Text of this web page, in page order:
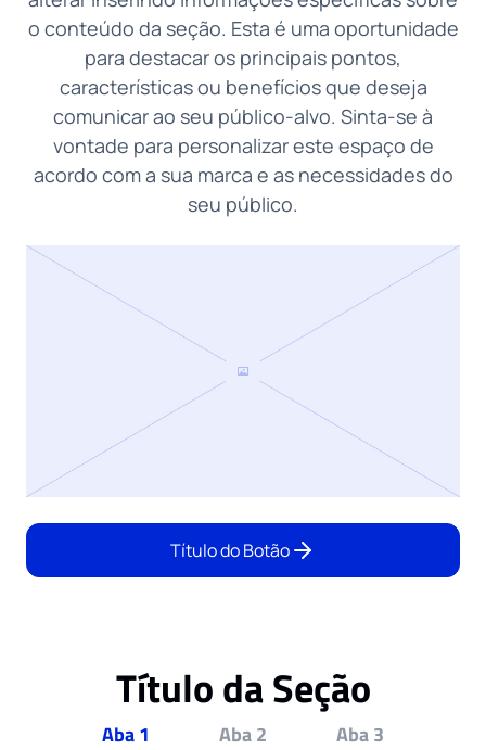
o conteúdo da seção. Esta é uma oportunidade
para destacar os principais pontos,
características ou benefícios que deseja
comunicar ao seu público-alvo. Sinta-se à
vontade para personalizar este espaço de
acordo com a sua marca e as necessidades do
seu público.
Título do Botão
Título da Seção
Aba 1 Aba 2 Aba 3